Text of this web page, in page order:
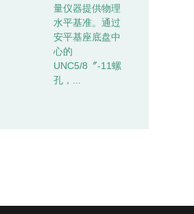
量仪器提供物理
水平基准。通过
安平基座底盘中
心的
UNC5/8〞-11螺
孔，...